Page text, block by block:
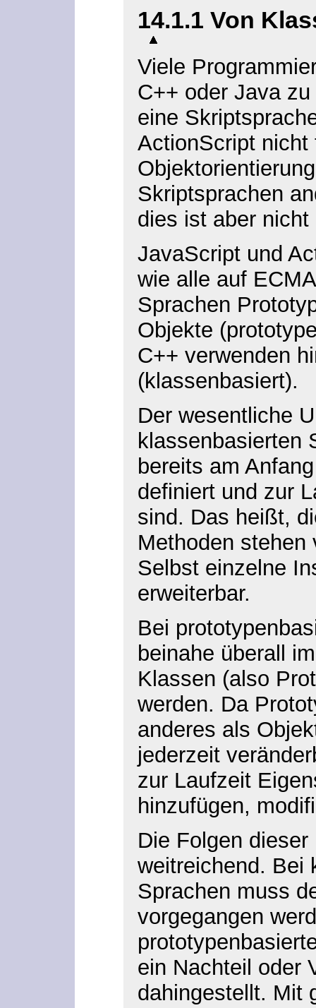
14.1.1 Von
Viele
C++ oder Java
eine
ActionScript nicht
Skriptsprachen
dies ist aber
JavaScript und
wie alle auf
Sprachen
Objekte
C++ verwenden
(klassenbasiert).
Der wesentliche
klassenbasierten
bereits am
definiert und zur
sind. Das heißt,
Methoden stehen
Selbst einzelne
erweiterbar.
Bei
beinahe überall
Klassen (also
werden. Da
anderes als
jederzeit
zur Laufzeit
hinzufügen,
Die Folgen
weitreichend. Bei
Sprachen muss
vorgegangen
ein Nachteil oder
dahingestellt. Mit